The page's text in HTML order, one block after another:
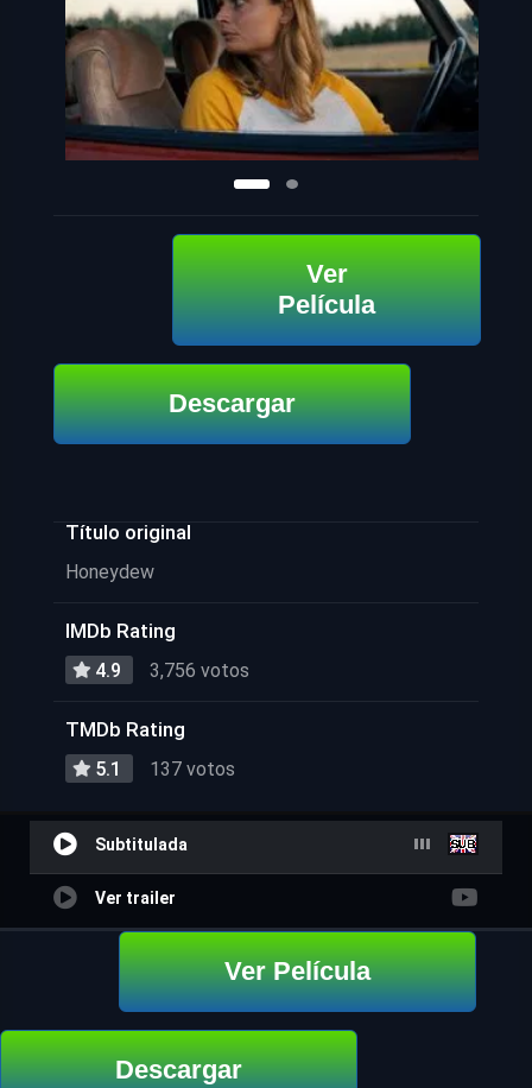
Ver
Película
Descargar
Título original
Honeydew
IMDb Rating
4.9 3,756 votos
TMDb Rating
5.1 137 votos
Subtitulada
Ver trailer
Ver Película
Descargar